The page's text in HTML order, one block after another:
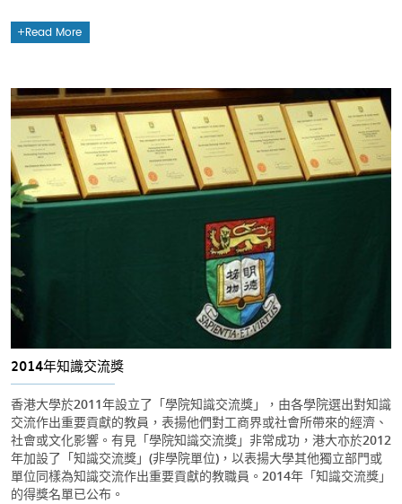
Read More
2014年知識交流獎
香港大學於2011年設立了「學院知識交流獎」，由各學院選出對知識
交流作出重要貢獻的教員，表揚他們對工商界或社會所帶來的經濟、
社會或文化影響。有見「學院知識交流獎」非常成功，港大亦於2012
年加設了「知識交流獎」(非學院單位)，以表揚大學其他獨立部門或
單位同樣為知識交流作出重要貢獻的教職員。2014年「知識交流獎」
的得獎名單已公布。